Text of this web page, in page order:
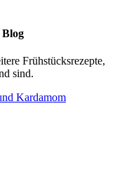
Blog
Frühstücksrezepte,
sind.
Kardamom